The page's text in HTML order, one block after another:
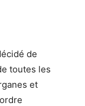
de
toutes les
et